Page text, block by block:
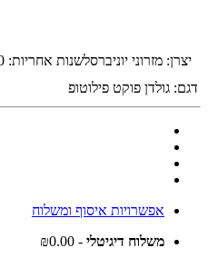
יצרן: מזרוני יוניברסלשנות אחריות: 10 שנים
דגם: גולדן פוקט פילוטופ
אפשרויות איסוף ומשלוח
משלוח דיגיטלי - ₪0.00